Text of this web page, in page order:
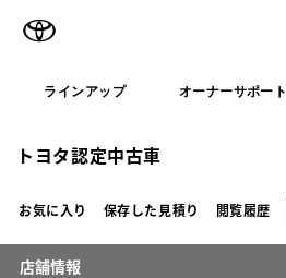
ラインアップ オーナーサポート
トヨタ認定中古車
お気に入り 保存した見積り 閲覧履歴
店舗情報